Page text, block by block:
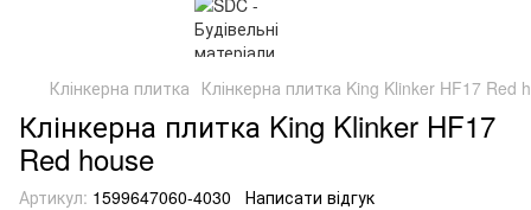
Клінкерна плитка Клінкерна плитка King Klinker HF17 Red
Клінкерна плитка King Klinker HF17
Red house
Артикул: 1599647060-4030 Написати відгук